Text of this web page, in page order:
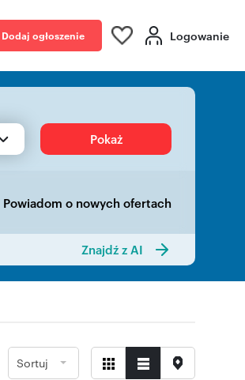
Dodaj ogłoszenie Logowanie
Pokaż
Powiadom o nowych ofertach
Znajdź z AI
Sortuj